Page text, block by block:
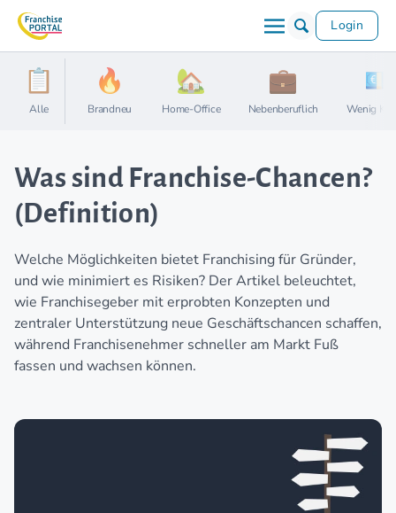
Login
Alle Brandneu Home-Office Nebenberuflich Wenig
Was sind Franchise-Chancen?
(Definition)
Welche Möglichkeiten bietet Franchising für Gründer,
und wie minimiert es Risiken? Der Artikel beleuchtet,
wie Franchisegeber mit erprobten Konzepten und
zentraler Unterstützung neue Geschäftschancen schaffen,
während Franchisenehmer schneller am Markt Fuß
fassen und wachsen können.